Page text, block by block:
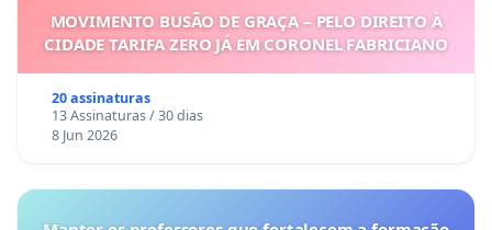
MOVIMENTO BUSÃO DE GRAÇA – PELO DIREITO À
CIDADE TARIFA ZERO JÁ EM CORONEL FABRICIANO
20 assinaturas
13 Assinaturas / 30 dias
8 Jun 2026